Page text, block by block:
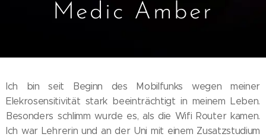
Medic Amber
Ich bin seit Beginn des Mobilfunks wegen meiner
Elekrosensitivität stark beeinträchtigt in meinem Leben.
Besonders schlimm wurde es, als die Wifi Router kamen.
Ich war Lehrerin und an der Uni mit einem Zusatzstudium